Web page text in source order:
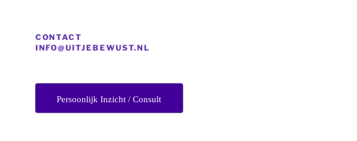
CONTACT
INFO@UITJEBEWUST.NL
Persoonlijk Inzicht / Consult